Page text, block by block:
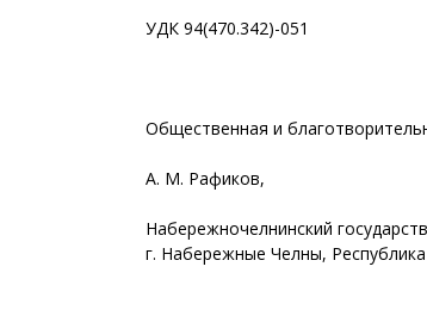
УДК 94(470.342)-051
Общественная и
А. М. Рафиков,
Набережночелнинский
г. Набережные Челны,